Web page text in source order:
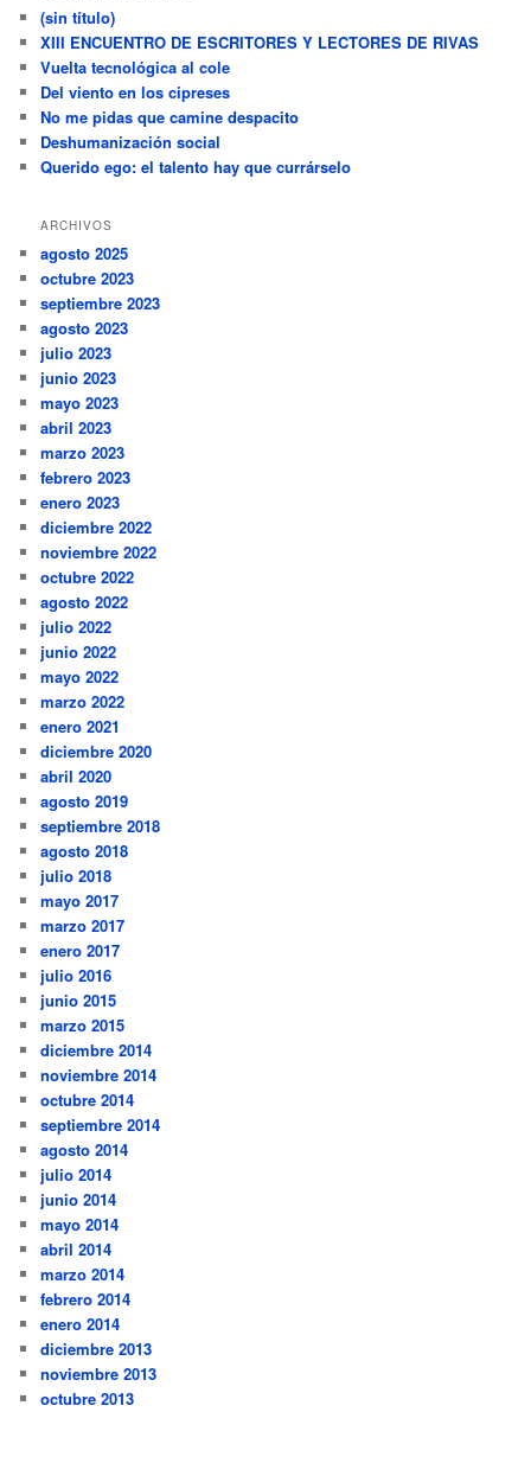
(sin título)
XIII ENCUENTRO DE ESCRITORES Y LECTORES DE RIVAS
Vuelta tecnológica al cole
Del viento en los cipreses
No me pidas que camine despacito
Deshumanización social
Querido ego: el talento hay que currárselo
ARCHIVOS
agosto 2025
octubre 2023
septiembre 2023
agosto 2023
julio 2023
junio 2023
mayo 2023
abril 2023
marzo 2023
febrero 2023
enero 2023
diciembre 2022
noviembre 2022
octubre 2022
agosto 2022
julio 2022
junio 2022
mayo 2022
marzo 2022
enero 2021
diciembre 2020
abril 2020
agosto 2019
septiembre 2018
agosto 2018
julio 2018
mayo 2017
marzo 2017
enero 2017
julio 2016
junio 2015
marzo 2015
diciembre 2014
noviembre 2014
octubre 2014
septiembre 2014
agosto 2014
julio 2014
junio 2014
mayo 2014
abril 2014
marzo 2014
febrero 2014
enero 2014
diciembre 2013
noviembre 2013
octubre 2013